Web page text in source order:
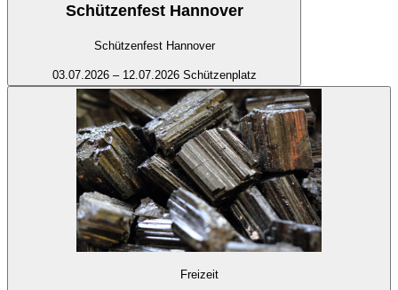
Schützenfest Hannover
Schützenfest Hannover
03.07.2026 – 12.07.2026Schützenplatz
Freizeit